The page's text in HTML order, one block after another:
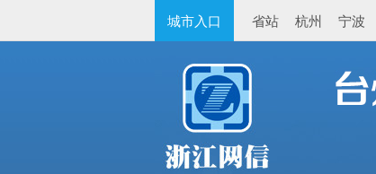
城市入口 省站 杭州 宁波